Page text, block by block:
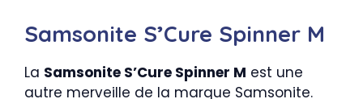
Samsonite S’Cure Spinner M
La Samsonite S’Cure Spinner M est une
autre merveille de la marque Samsonite.